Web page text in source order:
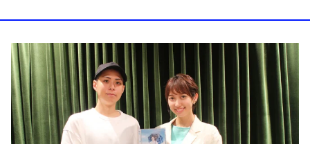
ログイン 新規会員登録